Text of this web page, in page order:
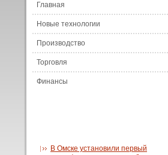
Главная
Новые технологии
Производство
Торговля
Финансы
В Омске установили первый